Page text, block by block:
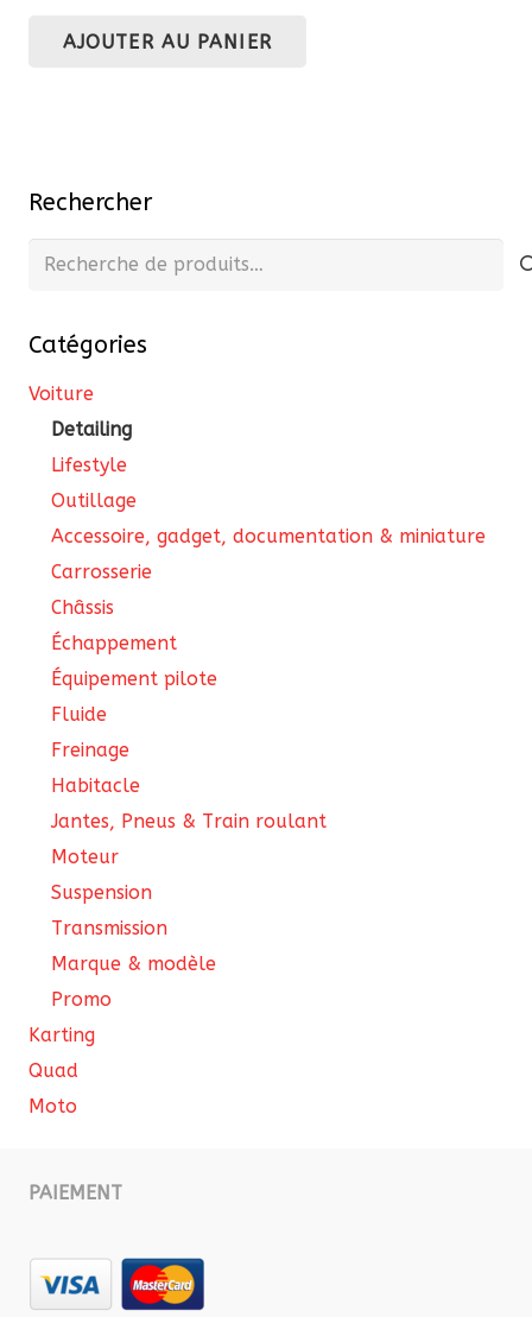
initial
actuel
AJOUTER AU PANIER
Rechercher
Recherche
Catégories
Voiture
Detailing
Lifestyle
Outillage
Accessoire, gadget, documentation & miniature
Carrosserie
Châssis
Échappement
Équipement pilote
Fluide
Freinage
Habitacle
Jantes, Pneus & Train roulant
Moteur
Suspension
Transmission
Marque & modèle
Promo
Karting
Quad
Moto
PAIEMENT